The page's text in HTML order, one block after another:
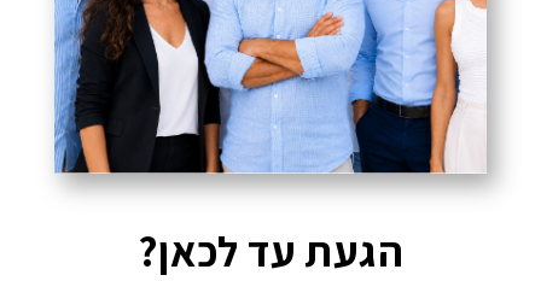
הגעת עד לכאן?